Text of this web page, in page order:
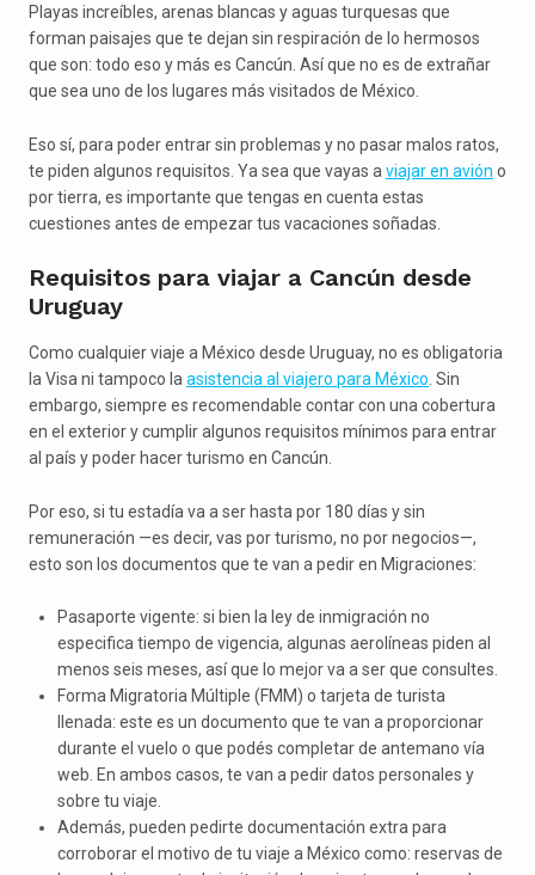
Playas increíbles, arenas blancas y aguas turquesas que
forman paisajes que te dejan sin respiración de lo hermosos
que son: todo eso y más es Cancún. Así que no es de extrañar
que sea uno de los lugares más visitados de México.
Eso sí, para poder entrar sin problemas y no pasar malos ratos,
te piden algunos requisitos. Ya sea que vayas a viajar en avión o
por tierra, es importante que tengas en cuenta estas
cuestiones antes de empezar tus vacaciones soñadas.
Requisitos para viajar a Cancún desde
Uruguay
Como cualquier viaje a México desde Uruguay, no es obligatoria
la Visa ni tampoco la asistencia al viajero para México . Sin
embargo, siempre es recomendable contar con una cobertura
en el exterior y cumplir algunos requisitos mínimos para entrar
al país y poder hacer turismo en Cancún.
Por eso, si tu estadía va a ser hasta por 180 días y sin
remuneración —es decir, vas por turismo, no por negocios—,
esto son los documentos que te van a pedir en Migraciones:
Pasaporte vigente: si bien la ley de inmigración no
especifica tiempo de vigencia, algunas aerolíneas piden al
menos seis meses, así que lo mejor va a ser que consultes.
Forma Migratoria Múltiple (FMM) o tarjeta de turista
llenada: este es un documento que te van a proporcionar
durante el vuelo o que podés completar de antemano vía
web. En ambos casos, te van a pedir datos personales y
sobre tu viaje.
Además, pueden pedirte documentación extra para
corroborar el motivo de tu viaje a México como: reservas de